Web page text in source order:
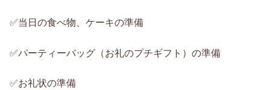
✅当日の食べ物、ケーキの準備
✅パーティーバッグ（お礼のプチギフト）の準備
✅お礼状の準備